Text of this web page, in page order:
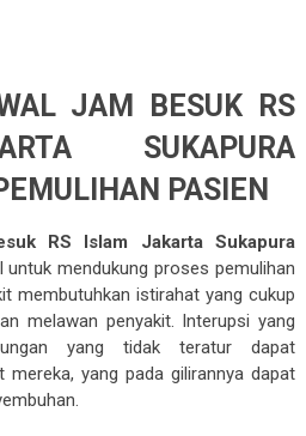
JAM BESUK RS
SUKAPURA
PASIEN
RS Islam Jakarta Sukapura
mendukung proses pemulihan
membutuhkan istirahat yang cukup
melawan penyakit. Interupsi yang
yang tidak teratur dapat
mereka, yang pada gilirannya dapat